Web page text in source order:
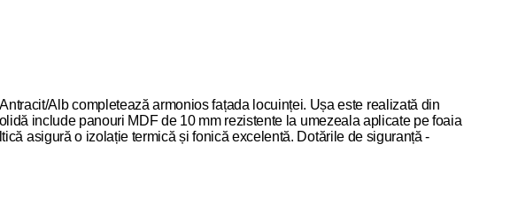
Alb completează armonios fațada locuinței. Ușa este realizată din
include panouri MDF de 10 mm rezistente la umezeala aplicate pe foaia
asigură o izolație termică și fonică excelentă. Dotările de siguranță -